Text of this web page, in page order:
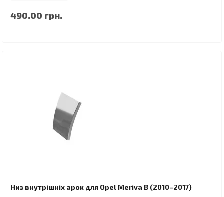
490.00 грн.
Низ внутрішніх арок для Opel Meriva B (2010–2017)